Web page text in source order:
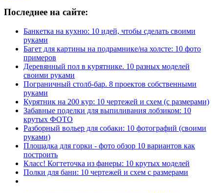
Последнее на сайте:
Банкетка на кухню: 10 идей, чтобы сделать своими
руками
Багет для картины на подрамнике/на холсте: 10 фото
примеров
Деревянный пол в курятнике. 10 разных моделей
своими руками
Пограничный столб-бар. 8 проектов собственными
руками
Курятник на 200 кур: 10 чертежей и схем (с размерами)
Забавные поделки для выпиливания лобзиком: 10
крутых ФОТО
Разборный вольер для собаки: 10 фотографий (своими
руками)
Площадка для горки - фото обзор 10 вариантов как
построить
Класс! Когтеточка из фанеры: 10 крутых моделей
Полки для бани: 10 чертежей и схем с размерами